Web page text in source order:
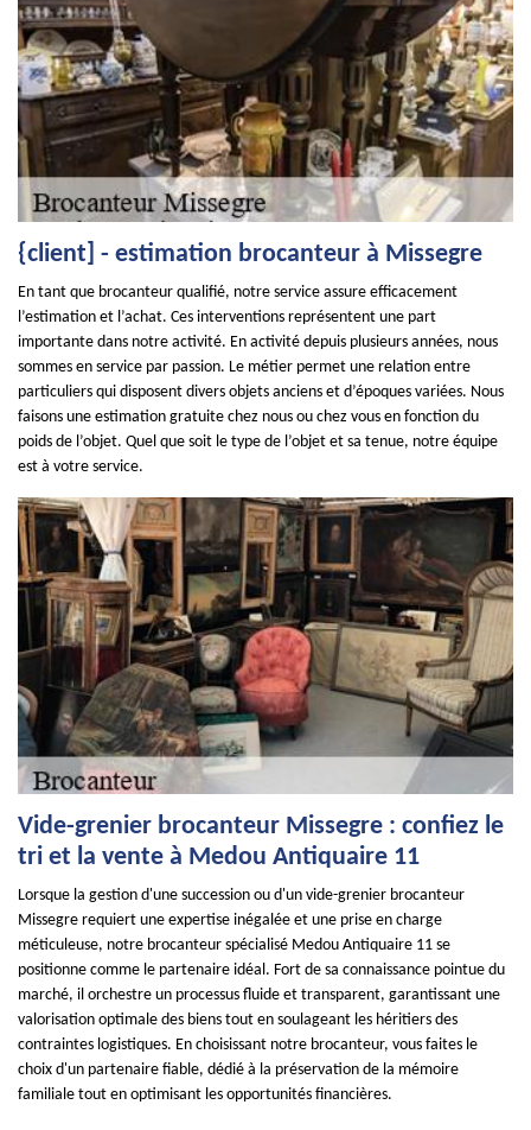
{client] - estimation brocanteur à Missegre
En tant que brocanteur qualifié, notre service assure efficacement
l’estimation et l’achat. Ces interventions représentent une part
importante dans notre activité. En activité depuis plusieurs années, nous
sommes en service par passion. Le métier permet une relation entre
particuliers qui disposent divers objets anciens et d’époques variées. Nous
faisons une estimation gratuite chez nous ou chez vous en fonction du
poids de l’objet. Quel que soit le type de l’objet et sa tenue, notre équipe
est à votre service.
Vide-grenier brocanteur Missegre : confiez le
tri et la vente à Medou Antiquaire 11
Lorsque la gestion d'une succession ou d'un vide-grenier brocanteur
Missegre requiert une expertise inégalée et une prise en charge
méticuleuse, notre brocanteur spécialisé Medou Antiquaire 11 se
positionne comme le partenaire idéal. Fort de sa connaissance pointue du
marché, il orchestre un processus fluide et transparent, garantissant une
valorisation optimale des biens tout en soulageant les héritiers des
contraintes logistiques. En choisissant notre brocanteur, vous faites le
choix d'un partenaire fiable, dédié à la préservation de la mémoire
familiale tout en optimisant les opportunités financières.